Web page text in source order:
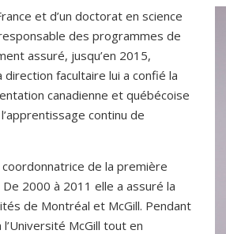
et d’un doctorat en science
des programmes de
assuré, jusqu’en 2015,
facultaire lui a confié la
canadienne et québécoise
continu de
coordonnatrice de la première
2000 à 2011 elle a assuré la
de Montréal et McGill. Pendant
McGill tout en